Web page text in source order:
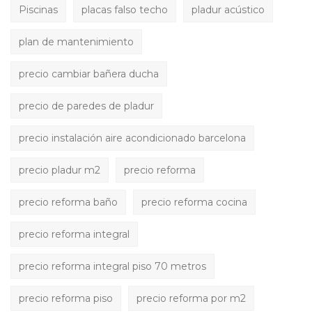
Piscinas placas falso techo pladur acústico
plan de mantenimiento
precio cambiar bañera ducha
precio de paredes de pladur
precio instalación aire acondicionado barcelona
precio pladur m2 precio reforma
precio reforma baño precio reforma cocina
precio reforma integral
precio reforma integral piso 70 metros
precio reforma piso precio reforma por m2